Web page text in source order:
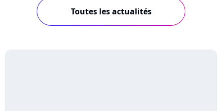
Toutes les actualités